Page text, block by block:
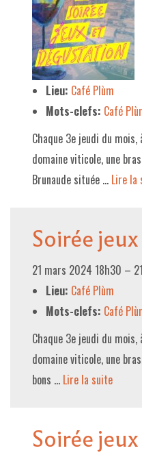
Lieu: Café Plùm
Mots-clefs: Café
Chaque 3e jeudi du
domaine viticole, une
Brunaude située … Lire la
Soirée
21 mars 2024 18h30 –
Lieu: Café Plùm
Mots-clefs: Café
Chaque 3e jeudi du
domaine viticole, une
bons … Lire la suite­­
Soirée